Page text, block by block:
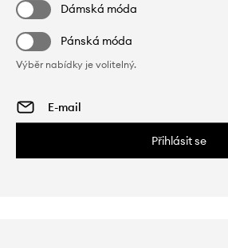
Dámská móda
Pánská móda
Výběr nabídky je volitelný.
Přihlásit se